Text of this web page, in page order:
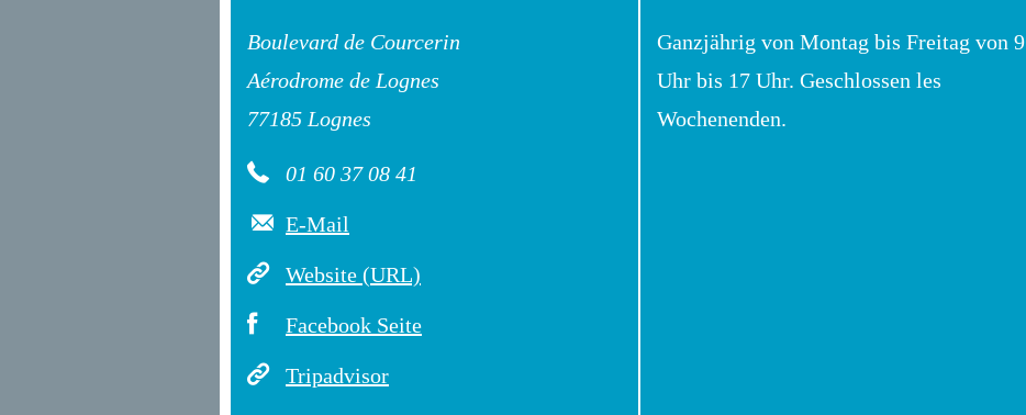
Boulevard de Courcerin
Aérodrome de Lognes
77185 Lognes
01 60 37 08 41
E-Mail
Website (URL)
Facebook Seite
Tripadvisor
Ganzjährig von Montag bis Freitag von 9
Uhr bis 17 Uhr. Geschlossen les
Wochenenden.